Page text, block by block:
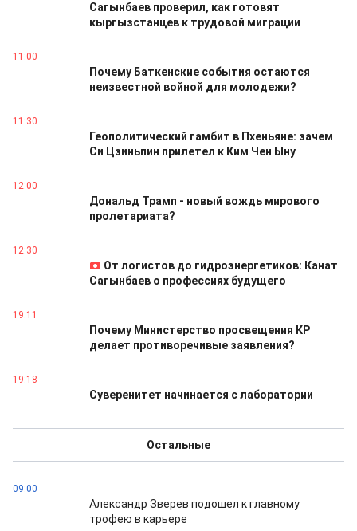
Сагынбаев проверил, как готовят
кыргызстанцев к трудовой миграции
11:00
Почему Баткенские события остаются
неизвестной войной для молодежи?
11:30
Геополитический гамбит в Пхеньяне: зачем
Си Цзиньпин прилетел к Ким Чен Ыну
12:00
Дональд Трамп - новый вождь мирового
пролетариата?
12:30
От логистов до гидроэнергетиков: Канат
Сагынбаев о профессиях будущего
19:11
Почему Министерство просвещения КР
делает противоречивые заявления?
19:18
Суверенитет начинается с лаборатории
Остальные
09:00
Александр Зверев подошел к главному
трофею в карьере